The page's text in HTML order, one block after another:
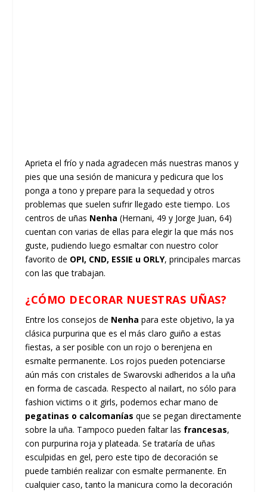
Aprieta el frío y nada agradecen más nuestras manos y
pies que una sesión de manicura y pedicura que los
ponga a tono y prepare para la sequedad y otros
problemas que suelen sufrir llegado este tiempo. Los
centros de uñas Nenha (Hernani, 49 y Jorge Juan, 64)
cuentan con varias de ellas para elegir la que más nos
guste, pudiendo luego esmaltar con nuestro color
favorito de OPI, CND, ESSIE u ORLY, principales marcas
con las que trabajan.
¿CÓMO DECORAR NUESTRAS UÑAS?
Entre los consejos de Nenha para este objetivo, la ya
clásica purpurina que es el más claro guiño a estas
fiestas, a ser posible con un rojo o berenjena en
esmalte permanente. Los rojos pueden potenciarse
aún más con cristales de Swarovski adheridos a la uña
en forma de cascada. Respecto al nailart, no sólo para
fashion victims o it girls, podemos echar mano de
pegatinas o calcomanías que se pegan directamente
sobre la uña. Tampoco pueden faltar las francesas,
con purpurina roja y plateada. Se trataría de uñas
esculpidas en gel, pero este tipo de decoración se
puede también realizar con esmalte permanente. En
cualquier caso, tanto la manicura como la decoración